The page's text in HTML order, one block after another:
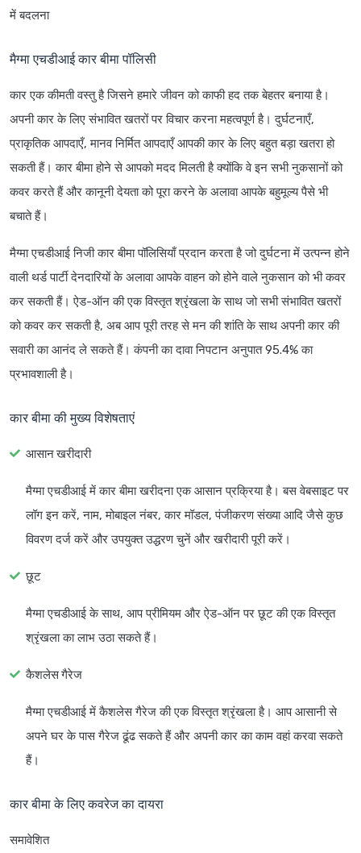
में बदलना
मैग्मा एचडीआई कार बीमा पॉलिसी
कार एक कीमती वस्तु है जिसने हमारे जीवन को काफी हद तक बेहतर बनाया है।
अपनी कार के लिए संभावित खतरों पर विचार करना महत्वपूर्ण है। दुर्घटनाएँ,
प्राकृतिक आपदाएँ, मानव निर्मित आपदाएँ आपकी कार के लिए बहुत बड़ा खतरा हो
सकती हैं। कार बीमा होने से आपको मदद मिलती है क्योंकि वे इन सभी नुकसानों को
कवर करते हैं और कानूनी देयता को पूरा करने के अलावा आपके बहुमूल्य पैसे भी
बचाते हैं।
मैग्मा एचडीआई निजी कार बीमा पॉलिसियाँ प्रदान करता है जो दुर्घटना में उत्पन्न होने
वाली थर्ड पार्टी देनदारियों के अलावा आपके वाहन को होने वाले नुकसान को भी कवर
कर सकती हैं। ऐड-ऑन की एक विस्तृत श्रृंखला के साथ जो सभी संभावित खतरों
को कवर कर सकती है, अब आप पूरी तरह से मन की शांति के साथ अपनी कार की
सवारी का आनंद ले सकते हैं। कंपनी का दावा निपटान अनुपात 95.4% का
प्रभावशाली है।
कार बीमा की मुख्य विशेषताएं
आसान खरीदारी
मैग्मा एचडीआई में कार बीमा खरीदना एक आसान प्रक्रिया है। बस वेबसाइट पर
लॉग इन करें, नाम, मोबाइल नंबर, कार मॉडल, पंजीकरण संख्या आदि जैसे कुछ
विवरण दर्ज करें और उपयुक्त उद्धरण चुनें और खरीदारी पूरी करें।
छूट
मैग्मा एचडीआई के साथ, आप प्रीमियम और ऐड-ऑन पर छूट की एक विस्तृत
श्रृंखला का लाभ उठा सकते हैं।
कैशलेस गैरेज
मैग्मा एचडीआई में कैशलेस गैरेज की एक विस्तृत श्रृंखला है। आप आसानी से
अपने घर के पास गैरेज ढूंढ सकते हैं और अपनी कार का काम वहां करवा सकते
हैं।
कार बीमा के लिए कवरेज का दायरा
समावेशित